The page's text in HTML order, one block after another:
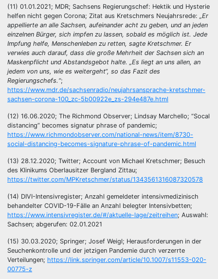
(11) 01.01.2021; MDR; Sachsens Regierungschef: Hektik und Hysterie
helfen nicht gegen Corona; Zitat aus Kretschmers Neujahrsrede: „Er
appellierte an alle Sachsen, aufeinander acht zu geben, und an jeden
einzelnen Bürger, sich impfen zu lassen, sobald es möglich ist. Jede
Impfung helfe, Menschenleben zu retten, sagte Kretschmer. Er
verwies auch darauf, dass die große Mehrheit der Sachsen sich an
Maskenpflicht und Abstandsgebot halte. „Es liegt an uns allen, an
jedem von uns, wie es weitergeht“, so das Fazit des
Regierungschefs.“;
https://www.mdr.de/sachsenradio/neujahrsansprache-kretschmer-
sachsen-corona-100_zc-5b00922e_zs-294e487e.html
(12) 16.06.2020; The Richmond Observer; Lindsay Marchello; “Socal
distancing” becomes signatur phrase of pandemic;
https://www.richmondobserver.com/national-news/item/8730-
social-distancing-becomes-signature-phrase-of-pandemic.html
(13) 28.12.2020; Twitter; Account von Michael Kretschmer; Besuch
des Klinikums Oberlausitzer Bergland Zittau;
https://twitter.com/MPKretschmer/status/1343561316087320578
(14) DIVI-Intensivregister; Anzahl gemeldeter intensivmedizinisch
behandelter COVID-19-Fälle an Anzahl belegter Intensivbetten;
https://www.intensivregister.de/#/aktuelle-lage/zeitreihen; Auswahl:
Sachsen; abgerufen: 02.01.2021
(15) 30.03.2020; Springer; Josef Weigl; Herausforderungen in der
Seuchenkontrolle und der jetzigen Pandemie durch verzerrte
Verteilungen; https://link.springer.com/article/10.1007/s11553-020-
00775-z